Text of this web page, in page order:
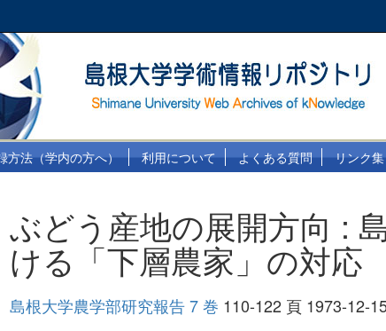
方法（学内の方へ） 利用について よくある質問 リンク集
ぶどう産地の展開方向 :
ける「下層農家」の対応
島根大学農学部研究報告 7 巻 110-122 頁 1973-12-